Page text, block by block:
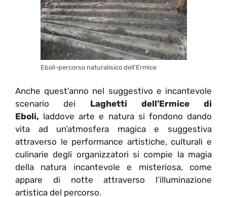
Eboli-percorso naturalisico dell’Ermice
Anche quest’anno nel suggestivo e incantevole
scenario dei Laghetti dell’Ermice di
Eboli, laddove arte e natura si fondono dando
vita ad un’atmosfera magica e suggestiva
attraverso le performance artistiche, culturali e
culinarie degli organizzatori si compie la magia
della natura incantevole e misteriosa, come
appare di notte attraverso l’illuminazione
artistica del percorso.